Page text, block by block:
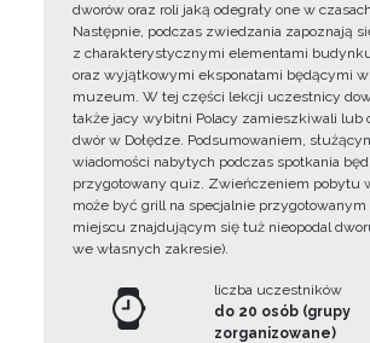
dworów oraz roli jaką odegrały one w
Następnie, podczas zwiedzania zapoznają
z charakterystycznymi elementami
oraz wyjątkowymi eksponatami będącymi
muzeum. W tej części lekcji uczestnicy
także jacy wybitni Polacy zamieszkiwali lub
dwór w Dołędze. Podsumowaniem,
wiadomości nabytych podczas spotkania
przygotowany quiz. Zwieńczeniem pobytu
może być grill na specjalnie przygotowanym
miejscu znajdującym się tuż nieopodal
we własnych zakresie).
liczba uczestników
do 20 osób (grupy
zorganizowane)